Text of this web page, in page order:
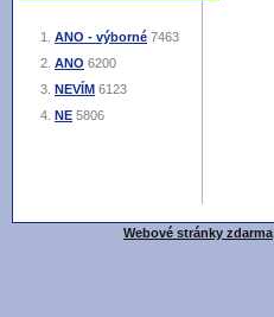
ANO - výborné 7463
ANO 6200
NEVÍM 6123
NE 5806
Webové stránky zdarma